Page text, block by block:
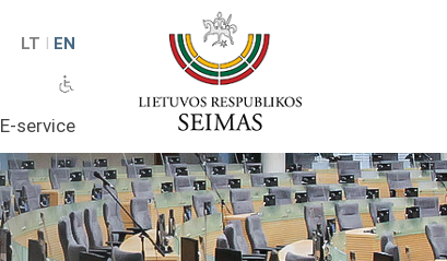
LT I EN
E-service